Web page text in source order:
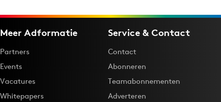
Meer Adformatie
Partners
Events
Vacatures
Whitepapers
Service & Contact
Contact
Abonneren
Teamabonnementen
Adverteren